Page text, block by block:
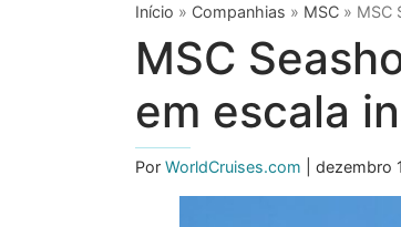
Início » Companhias » MSC » MSC
MSC
em escala
Por WorldCruises.com | dezembro